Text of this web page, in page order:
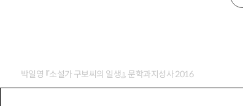
박일영 『소설가 구보씨의 일생』, 문학과지성사 2016